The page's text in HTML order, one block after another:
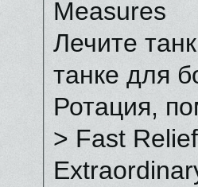
Measures
Лечите
танке для
Ротация,
> Fast